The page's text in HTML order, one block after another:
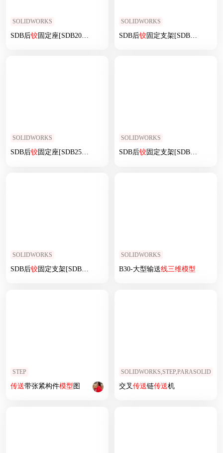
SOLIDWORKS
SDB后铰固定座[SDB20后
SOLIDWORKS
SDB后铰固定支架[SDB25后
SOLIDWORKS
SDB后铰固定座[SDB25后
SOLIDWORKS
SDB后铰固定支架[SDB20后
SOLIDWORKS
SDB后铰固定支架[SDB32后 固定支架]
SOLIDWORKS
B30-大型输送线三维模型
STEP
传送带张紧构件模型图
SOLIDWORKS,STEP,PARASOLID
交叉传送链传送机